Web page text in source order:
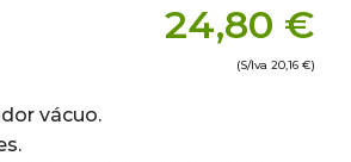
24,80 €
(S/Iva 20,16 €)
vácuo.